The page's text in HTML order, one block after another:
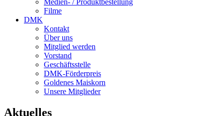
Medien- / Produktbestellung
Filme
DMK
Kontakt
Über uns
Mitglied werden
Vorstand
Geschäftsstelle
DMK-Förderpreis
Goldenes Maiskorn
Unsere Mitglieder
Aktuelles